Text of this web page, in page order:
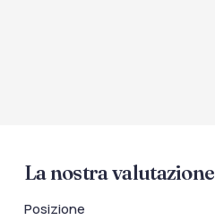
La nostra valutazione
Posizione